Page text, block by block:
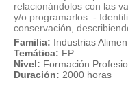
relacionándolos con las
y/o programarlos. -
conservación,
Familia: Industrias
Temática: FP
Nivel: Formación
Duración: 2000 horas